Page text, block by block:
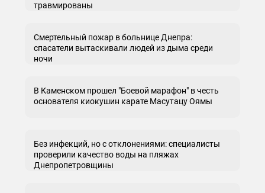
травмированы
Смертельный пожар в больнице Днепра:
спасатели вытаскивали людей из дыма среди
ночи
В Каменском прошел "Боевой марафон" в честь
основателя киокушин карате Масутацу Оямы
Без инфекций, но с отклонениями: специалисты
проверили качество воды на пляжах
Днепропетровщины